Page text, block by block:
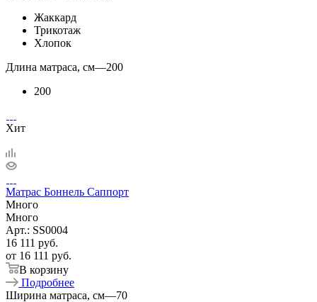
Жаккард
Трикотаж
Хлопок
Длина матраса, см—200
200
Хит
Матрас Боннель Саппорт
Много
Много
Арт.: SS0004
16 111 руб.
от 16 111 руб.
В корзину
Подробнее
Ширина матраса, см—70